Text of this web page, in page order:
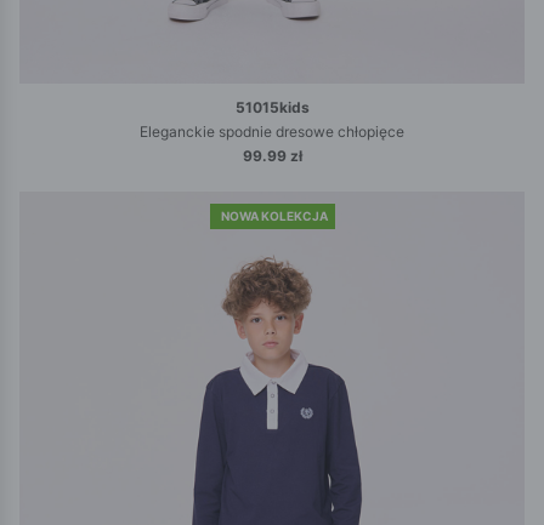
51015kids
Eleganckie spodnie dresowe chłopięce
99.99 zł
NOWA KOLEKCJA